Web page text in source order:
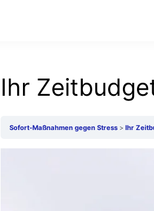
Ihr
Sofort-Maßnahmen gegen Stress Ihr